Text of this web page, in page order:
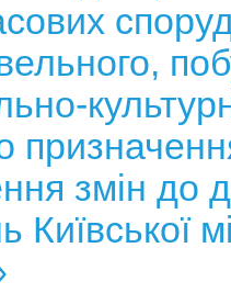
змін до
Київської